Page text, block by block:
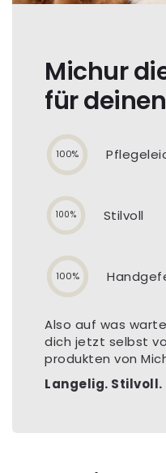
Michur
für
100%
100% Stilvoll
100%
Also auf was
dich jetzt selbst
produkten von
Langelig.